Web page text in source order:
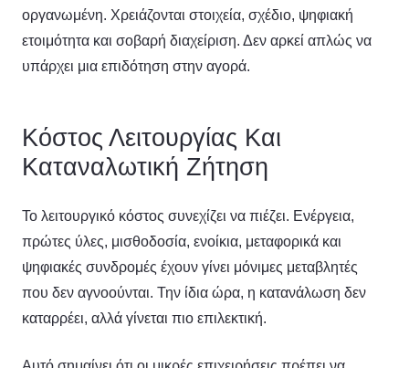
οργανωμένη. Χρειάζονται στοιχεία, σχέδιο, ψηφιακή
ετοιμότητα και σοβαρή διαχείριση. Δεν αρκεί απλώς να
υπάρχει μια επιδότηση στην αγορά.
Κόστος Λειτουργίας Και
Καταναλωτική Ζήτηση
Το λειτουργικό κόστος συνεχίζει να πιέζει. Ενέργεια,
πρώτες ύλες, μισθοδοσία, ενοίκια, μεταφορικά και
ψηφιακές συνδρομές έχουν γίνει μόνιμες μεταβλητές
που δεν αγνοούνται. Την ίδια ώρα, η κατανάλωση δεν
καταρρέει, αλλά γίνεται πιο επιλεκτική.